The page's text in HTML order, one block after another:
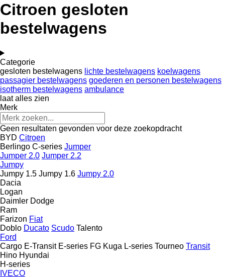
Citroen gesloten
bestelwagens
Categorie
gesloten bestelwagens lichte bestelwagens koelwagens
passagier bestelwagens goederen en personen bestelwagens
isotherm bestelwagens ambulance
laat alles zien
Merk
Geen resultaten gevonden voor deze zoekopdracht
BYD Citroen
Berlingo C-series Jumper
Jumper 2.0 Jumper 2.2
Jumpy
Jumpy 1.5 Jumpy 1.6 Jumpy 2.0
Dacia
Logan
Daimler Dodge
Ram
Farizon Fiat
Doblo Ducato Scudo Talento
Ford
Cargo E-Transit E-series FG Kuga L-series Tourneo Transit
Hino Hyundai
H-series
IVECO